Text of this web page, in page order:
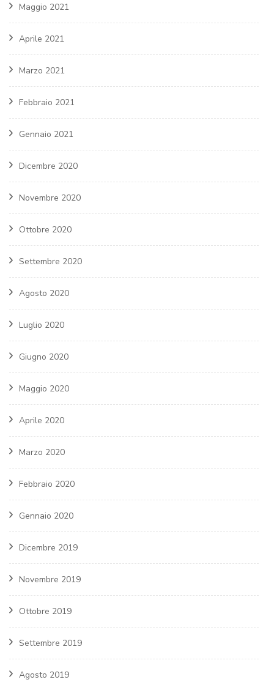
Maggio 2021
Aprile 2021
Marzo 2021
Febbraio 2021
Gennaio 2021
Dicembre 2020
Novembre 2020
Ottobre 2020
Settembre 2020
Agosto 2020
Luglio 2020
Giugno 2020
Maggio 2020
Aprile 2020
Marzo 2020
Febbraio 2020
Gennaio 2020
Dicembre 2019
Novembre 2019
Ottobre 2019
Settembre 2019
Agosto 2019